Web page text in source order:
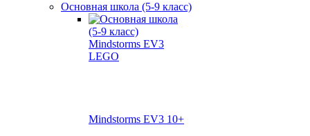
Основная школа (5-9 класс)
Mindstorms EV3 10+